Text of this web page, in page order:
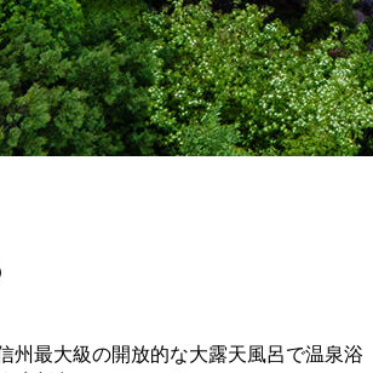
州最大級の開放的な大露天風呂で温泉浴